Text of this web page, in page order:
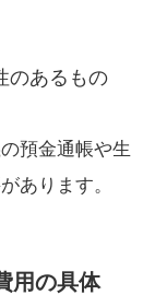
のあるもの
預金通帳や生
あります。
用の具体